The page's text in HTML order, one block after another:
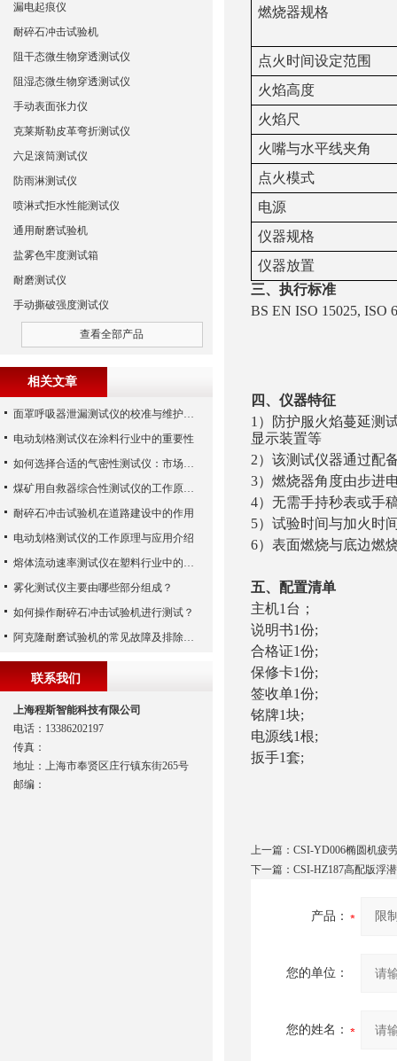
燃烧器规格
点火时间设定范围
火焰高度
火焰尺
火嘴与水平线夹角
点火模式
电源
仪器规格
仪器放置
三、执行标准
BS EN ISO 15025, ISO
四、仪器特征
1）防护服火焰蔓延测
显示装置等
2）该测试仪器通过配
3）燃烧器角度由步进
4）无需手持秒表或手
5）试验时间与加火时
6）表面燃烧与底边燃
五、配置清单
主机1台；
说明书1份;
合格证1份;
保修卡1份;
签收单1份;
铭牌1块;
电源线1根;
扳手1套;
上一篇： CSI-YD006椭圆机疲
下一篇： CSI-HZ187高配版浮
产品：
您的单位：
您的姓名：
漏电起痕仪
耐碎石冲击试验机
阻干态微生物穿透测试仪
阻湿态微生物穿透测试仪
手动表面张力仪
克莱斯勒皮革弯折测试仪
六足滚筒测试仪
防雨淋测试仪
喷淋式拒水性能测试仪
通用耐磨试验机
盐雾色牢度测试箱
耐磨测试仪
手动撕破强度测试仪
查看全部产品
相关文章
面罩呼吸器泄漏测试仪的校准与维护技巧
电动划格测试仪在涂料行业中的重要性
如何选择合适的气密性测试仪：市场指南
煤矿用自救器综合性测试仪的工作原理与功能解析
耐碎石冲击试验机在道路建设中的作用
电动划格测试仪的工作原理与应用介绍
熔体流动速率测试仪在塑料行业中的应用
雾化测试仪主要由哪些部分组成？
如何操作耐碎石冲击试验机进行测试？
阿克隆耐磨试验机的常见故障及排除方法
联系我们
上海程斯智能科技有限公司
电话：13386202197
传真：
地址：上海市奉贤区庄行镇东街265号
邮编：